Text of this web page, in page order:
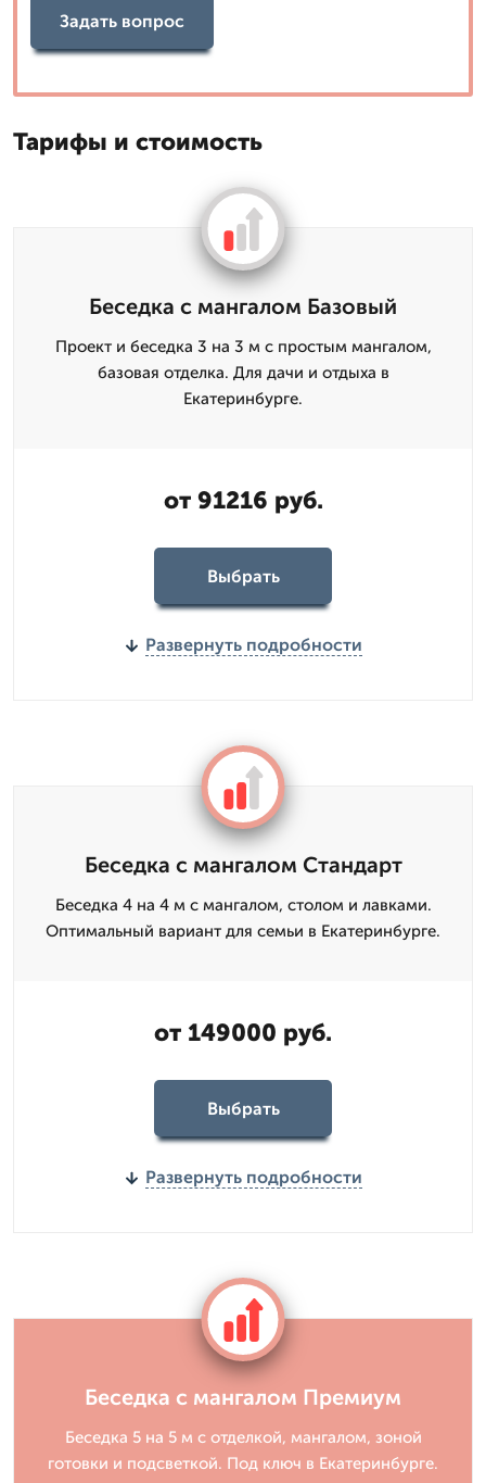
Задать вопрос
Тарифы и стоимость
Беседка с мангалом Базовый
Проект и беседка 3 на 3 м с простым мангалом,
базовая отделка. Для дачи и отдыха в
Екатеринбурге.
от 91216 руб.
Выбрать
Развернуть подробности
Беседка с мангалом Стандарт
Беседка 4 на 4 м с мангалом, столом и лавками.
Оптимальный вариант для семьи в Екатеринбурге.
от 149000 руб.
Выбрать
Развернуть подробности
Беседка с мангалом Премиум
Беседка 5 на 5 м с отделкой, мангалом, зоной
готовки и подсветкой. Под ключ в Екатеринбурге.